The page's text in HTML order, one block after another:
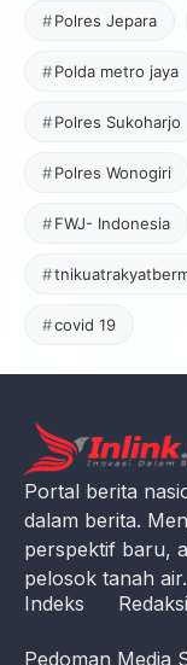
Polres Jepara
Polda metro jaya
Polres Sukoharjo
Polres Wonogiri
FWJ- Indonesia
covid 19
Portal berita
dalam berita.
perspektif baru,
pelosok tanah air.
Indeks
Redaksi
Pedoman Media